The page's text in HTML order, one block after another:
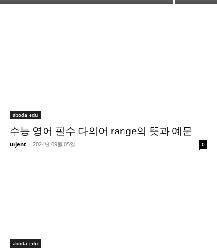
aboda_edu
수능 영어 필수 다의어 range의 뜻과 예문
urjent - 2024년 09월 05일 0
aboda_edu